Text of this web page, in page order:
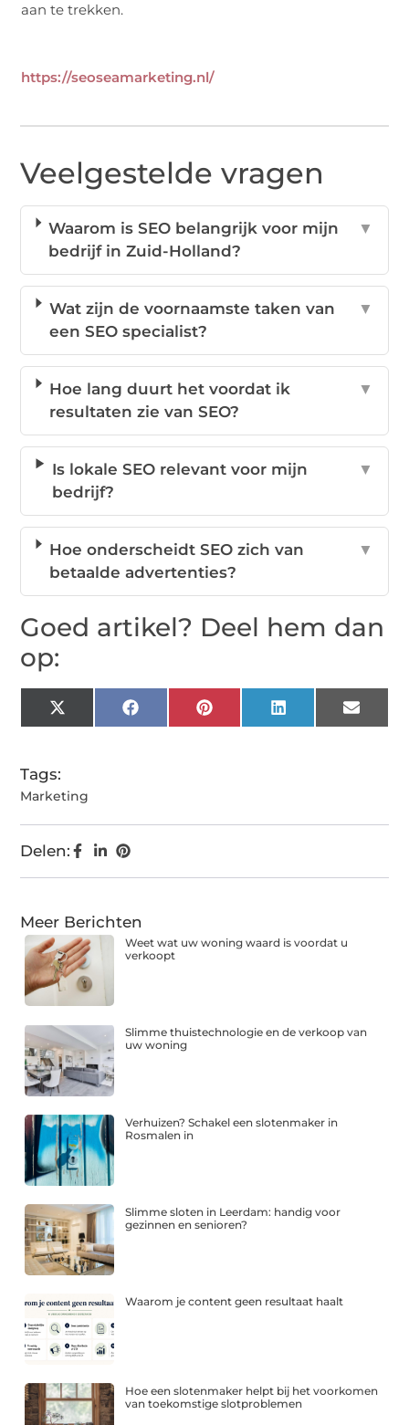
aan te trekken.
https://seoseamarketing.nl/
Veelgestelde vragen
Waarom is SEO belangrijk voor mijn
bedrijf in Zuid-Holland?
▼
Wat zijn de voornaamste taken van
een SEO specialist?
▼
Hoe lang duurt het voordat ik
resultaten zie van SEO?
▼
Is lokale SEO relevant voor mijn
bedrijf?
▼
Hoe onderscheidt SEO zich van
betaalde advertenties?
▼
Goed artikel? Deel hem dan
op:
X
(Twitter)
FacebookPinterestLinkedIn Email
Tags:
Marketing
Delen:
Meer Berichten
Weet wat uw woning waard is voordat u
verkoopt
Slimme thuistechnologie en de verkoop van
uw woning
Verhuizen? Schakel een slotenmaker in
Rosmalen in
Slimme sloten in Leerdam: handig voor
gezinnen en senioren?
Waarom je content geen resultaat haalt
Hoe een slotenmaker helpt bij het voorkomen
van toekomstige slotproblemen